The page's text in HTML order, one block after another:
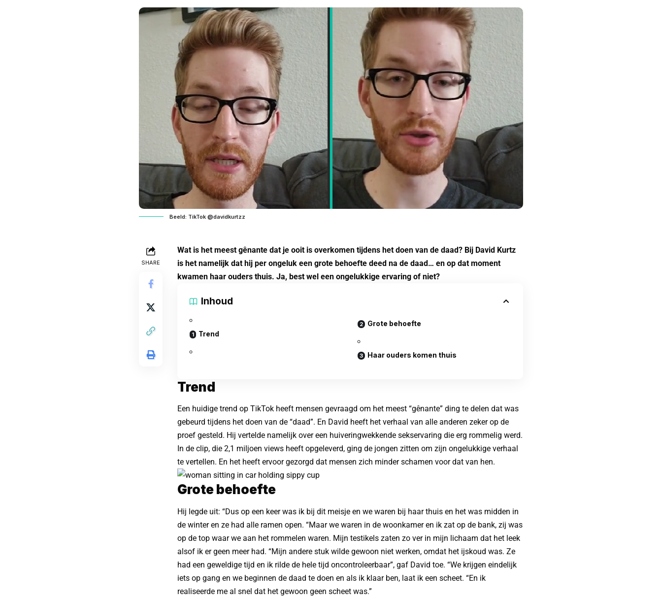
Beeld: TikTok @davidkurtzz
SHARE
Wat is het meest gênante dat je ooit is overkomen tijdens het doen van de daad? Bij David Kurtz
is het namelijk dat hij per ongeluk een grote behoefte deed na de daad… en op dat moment
kwamen haar ouders thuis. Ja, best wel een ongelukkige ervaring of niet?
Inhoud
Trend
Grote behoefte
Haar ouders komen thuis
Trend
Een huidige trend op TikTok heeft mensen gevraagd om het meest “gênante” ding te delen dat was
gebeurd tijdens het doen van de “daad”. En David heeft het verhaal van alle anderen zeker op de
proef gesteld. Hij vertelde namelijk over een huiveringwekkende sekservaring die erg rommelig werd.
In de clip, die 2,1 miljoen views heeft opgeleverd, ging de jongen zitten om zijn ongelukkige verhaal
te vertellen. En het heeft ervoor gezorgd dat mensen zich minder schamen voor dat van hen.
Grote behoefte
Hij legde uit: “Dus op een keer was ik bij dit meisje en we waren bij haar thuis en het was midden in
de winter en ze had alle ramen open. “Maar we waren in de woonkamer en ik zat op de bank, zij was
op de top waar we aan het rommelen waren. Mijn testikels zaten zo ver in mijn lichaam dat het leek
alsof ik er geen meer had. “Mijn andere stuk wilde gewoon niet werken, omdat het ijskoud was. Ze
had een geweldige tijd en ik rilde de hele tijd oncontroleerbaar”, gaf David toe. “We krijgen eindelijk
iets op gang en we beginnen de daad te doen en als ik klaar ben, laat ik een scheet. “En ik
realiseerde me al snel dat het gewoon geen scheet was.”